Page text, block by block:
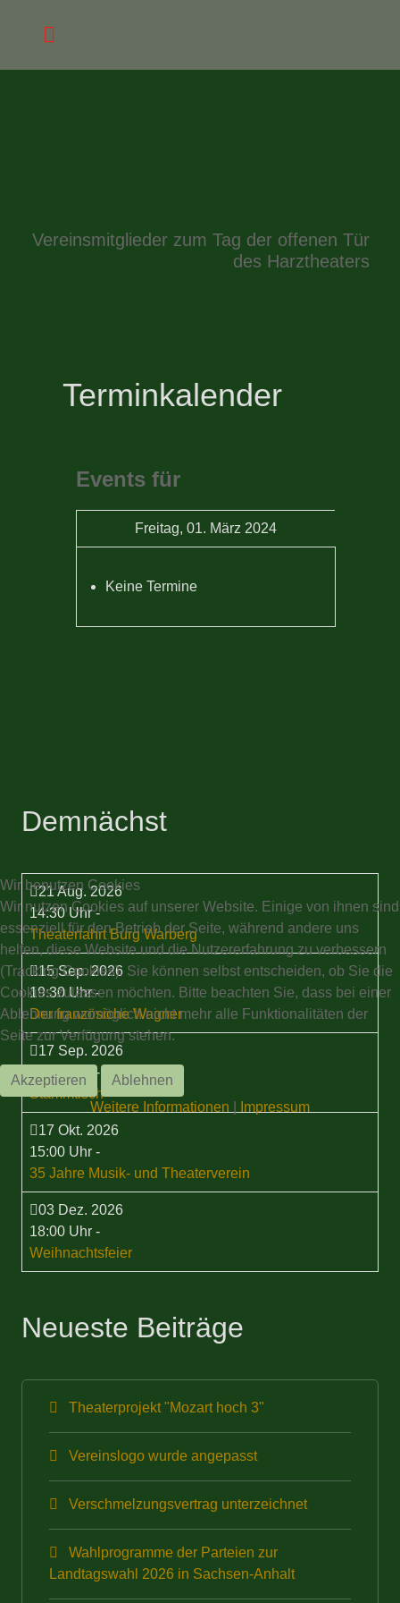
Vereinsmitglieder zum Tag der offenen Tür
des Harztheaters
Terminkalender
Events für
Freitag, 01. März 2024
Keine Termine
Demnächst
21 Aug. 2026
14:30 Uhr-
Theaterfahrt Burg Warberg
15 Sep. 2026
19:30 Uhr-
Der französiche Wagner
17 Sep. 2026
19:30 Uhr
-
Stammtisch
17 Okt. 2026
15:00 Uhr -
35 Jahre Musik- und Theaterverein
03 Dez. 2026
18:00 Uhr -
Weihnachtsfeier
Neueste Beiträge
Theaterprojekt "Mozart hoch 3"
Vereinslogo wurde angepasst
Verschmelzungsvertrag unterzeichnet
Wahlprogramme der Parteien zur
Landtagswahl 2026 in Sachsen-Anhalt
Wir benutzen Cookies
Wir nutzen Cookies auf unserer Website. Einige von ihnen sind
essenziell für den Betrieb der Seite, während andere uns
helfen, diese Website und die Nutzererfahrung zu verbessern
(Tracking Cookies). Sie können selbst entscheiden, ob Sie die
Cookies zulassen möchten. Bitte beachten Sie, dass bei einer
Ablehnung womöglich nicht mehr alle Funktionalitäten der
Seite zur Verfügung stehen.
Akzeptieren
Ablehnen
Weitere Informationen
Impressum